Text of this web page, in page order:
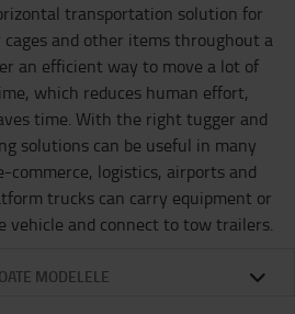
transportation solution for
and other items throughout a
an efficient way to move a lot of
which reduces human effort,
time. With the right tugger and
solutions can be useful in many
commerce, logistics, airports and
trucks can carry equipment or
vehicle and connect to tow trailers.
MODELELE